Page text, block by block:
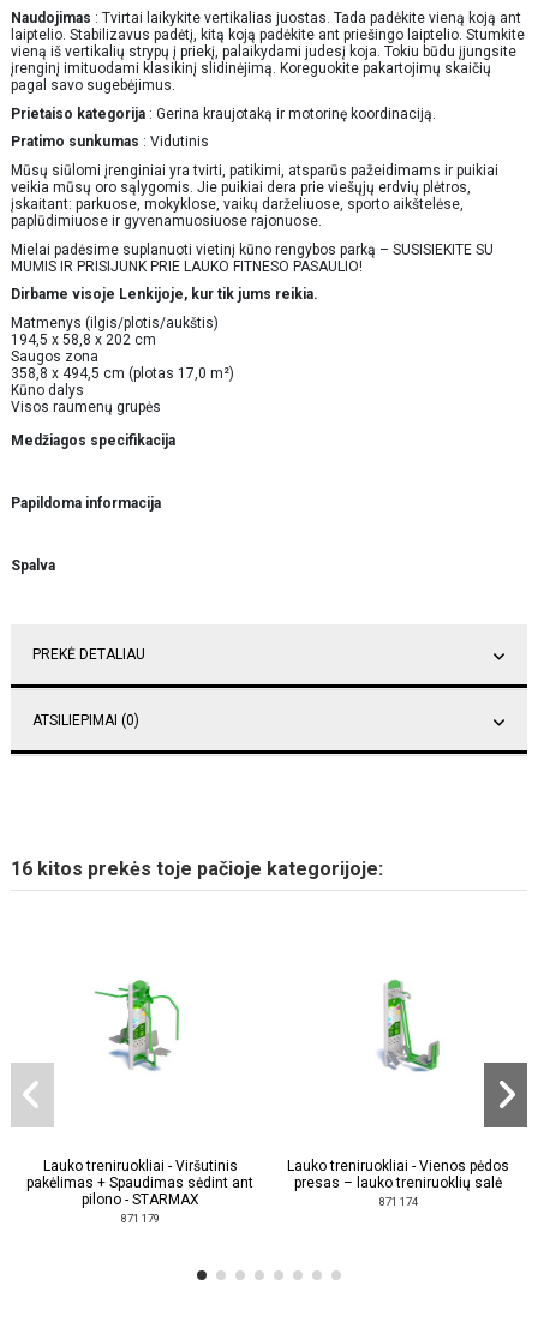
Naudojimas : Tvirtai laikykite vertikalias juostas. Tada padėkite vieną koją ant
laiptelio. Stabilizavus padėtį, kitą koją padėkite ant priešingo laiptelio. Stumkite
vieną iš vertikalių strypų į priekį, palaikydami judesį koja. Tokiu būdu įjungsite
įrenginį imituodami klasikinį slidinėjimą. Koreguokite pakartojimų skaičių
pagal savo sugebėjimus.
Prietaiso kategorija : Gerina kraujotaką ir motorinę koordinaciją.
Pratimo sunkumas : Vidutinis
Mūsų siūlomi įrenginiai yra tvirti, patikimi, atsparūs pažeidimams ir puikiai
veikia mūsų oro sąlygomis. Jie puikiai dera prie viešųjų erdvių plėtros,
įskaitant: parkuose, mokyklose, vaikų darželiuose, sporto aikštelėse,
paplūdimiuose ir gyvenamuosiuose rajonuose.
Mielai padėsime suplanuoti vietinį kūno rengybos parką – SUSISIEKITE SU
MUMIS IR PRISIJUNK PRIE LAUKO FITNESO PASAULIO!
Dirbame visoje Lenkijoje, kur tik jums reikia.
Matmenys (ilgis/plotis/aukštis)
194,5 x 58,8 x 202 cm
Saugos zona
358,8 x 494,5 cm (plotas 17,0 m²)
Kūno dalys
Visos raumenų grupės
Medžiagos specifikacija
Papildoma informacija
Spalva
PREKĖ DETALIAU
ATSILIEPIMAI (0)
16 kitos prekės toje pačioje kategorijoje:
Lauko treniruokliai - Viršutinis
pakėlimas + Spaudimas sėdint ant
pilono - STARMAX
871 179
Lauko treniruokliai - Vienos pėdos
presas – lauko treniruoklių salė
871 174